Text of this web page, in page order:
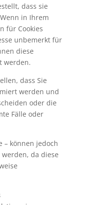
dass sie
in Ihrem
für Cookies
unbemerkt für
diese
werden.
dass Sie
werden und
oder die
Fälle oder
– können jedoch
da diese